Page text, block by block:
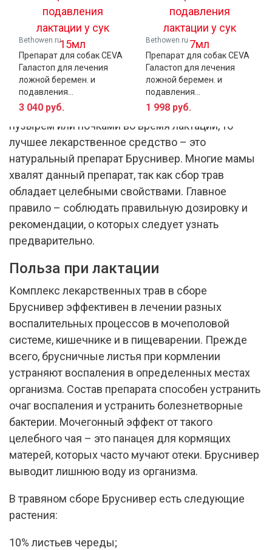
Bethowen.ru
Препарат для собак CEVA
Галастоп для лечения
ложной беремен. и
подавления...
3 040 руб.
Bethowen.ru
Препарат для собак CEVA
Галастоп для лечения
ложной беремен. и
подавления...
1 998 руб.
В такой тяжелый период как грудное
вскармливание женщине приходится исключать
из своего рациона многие продукты, в том числе
и лекарства. Если возникла проблема с мочевым
пузырем или почками во время лактации, то
лучшее лекарственное средство – это
натуральный препарат Бруснивер. Многие мамы
хвалят данный препарат, так как сбор трав
обладает целебными свойствами. Главное
правило – соблюдать правильную дозировку и
рекомендации, о которых следует узнать
предварительно.
Польза при лактации
Комплекс лекарственных трав в сборе
Бруснивер эффективен в лечении разных
воспалительных процессов в мочеполовой
системе, кишечнике и в пищеварении. Прежде
всего, брусничные листья при кормлении
устраняют воспаления в определенных местах
организма. Состав препарата способен устранить
очаг воспаления и устранить болезнетворные
бактерии. Мочегонный эффект от такого
целебного чая – это панацея для кормящих
матерей, которых часто мучают отеки. Бруснивер
выводит лишнюю воду из организма.
В травяном сборе Бруснивер есть следующие
растения:
10% листьев череды;